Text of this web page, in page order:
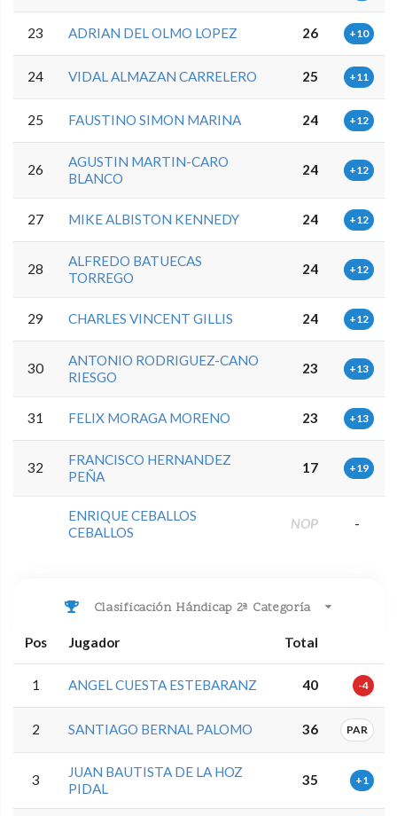
23 ADRIAN DEL OLMO LOPEZ 26 +10
24 VIDAL ALMAZAN CARRELERO 25 +11
25 FAUSTINO SIMON MARINA 24 +12
26
AGUSTIN MARTIN-CARO
BLANCO
24 +12
27 MIKE ALBISTON KENNEDY 24 +12
28
ALFREDO BATUECAS
TORREGO
24 +12
29 CHARLES VINCENT GILLIS 24 +12
30
ANTONIO RODRIGUEZ-CANO
RIESGO
23 +13
31 FELIX MORAGA MORENO 23 +13
32
FRANCISCO HERNANDEZ
PEÑA
17 +19
ENRIQUE CEBALLOS
CEBALLOS
NOP -
Clasificación Hándicap 2ª Categoría
Pos Jugador Total
1 ANGEL CUESTA ESTEBARANZ 40 -4
2 SANTIAGO BERNAL PALOMO 36 PAR
3
JUAN BAUTISTA DE LA HOZ
PIDAL
35 +1